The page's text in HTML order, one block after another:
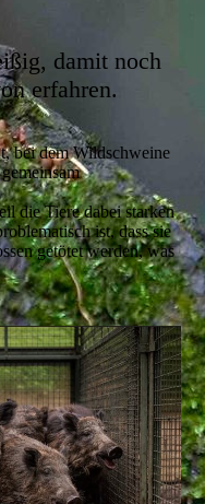
damit noch
erfahren.
bei dem Wildschweine
die Tiere dabei starken
ist, dass sie
getötet werden, was